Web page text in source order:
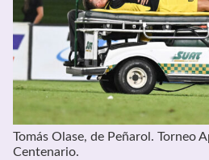
Tomás Olase, de Peñarol. Torneo
Centenario.